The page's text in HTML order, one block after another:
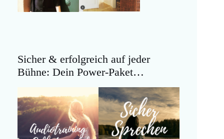
Sicher & erfolgreich auf jeder
Bühne: Dein Power-Paket…